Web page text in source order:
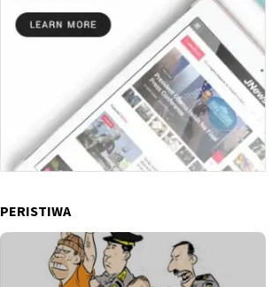
PERISTIWA